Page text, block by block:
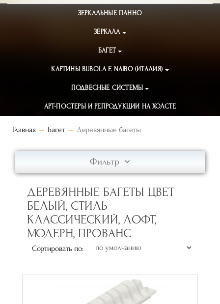
ЗЕРКАЛЬНЫЕ ПАННО
ЗЕРКАЛА
БАГЕТ
КАРТИНЫ BUBOLA E NAIBO (ИТАЛИЯ)
ПОДВЕСНЫЕ СИСТЕМЫ
АРТ-ПОСТЕРЫ И РЕПРОДУКЦИИ НА ХОЛСТЕ
Главная Багет Деревянные багеты
Фильтр
ДЕРЕВЯННЫЕ БАГЕТЫ ЦВЕТ
БЕЛЫЙ, СТИЛЬ
КЛАССИЧЕСКИЙ, ЛОФТ,
МОДЕРН, ПРОВАНС
Сортировать по: